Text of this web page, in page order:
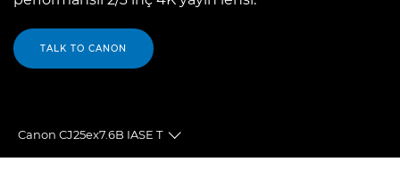
TALK TO CANON
Canon CJ25ex7.6B IASE T
Toggle breadcrumbs